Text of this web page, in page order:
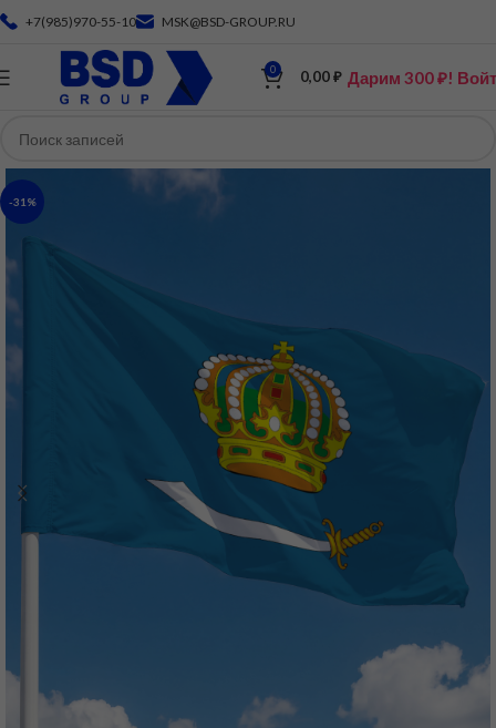
+7(985)970-55-10 MSK@BSD-GROUP.RU
0 0,00₽ Дарим 300 ₽!
-31%